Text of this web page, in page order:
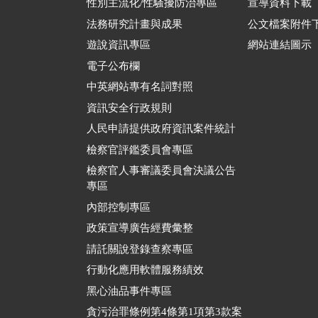
性別主流化/性騷擾防治專區
法務研究計畫與成果
遊說資訊專區
電子公布欄
中英網站專有名詞對照
資訊安全行政規則
人民申請提供政府資訊案件統計
檢察官評鑑委員會專區
檢察官人事審議委員會決議公告
專區
內部控制專區
政策宣導廣告經費彙整
請託關說登錄查察專區
行動化應用軟體服務績效
黑心油品事件專區
貪污治罪條例第4條第1項第3款案
宣導資料下載
公文檔案附件
網站連結圖示